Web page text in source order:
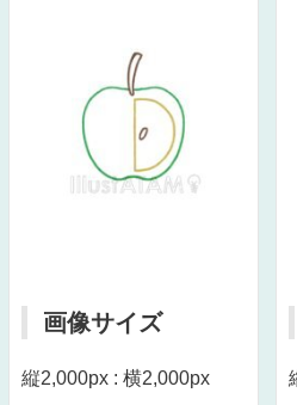
画像サイズ
縦2,000px : 横2,000px